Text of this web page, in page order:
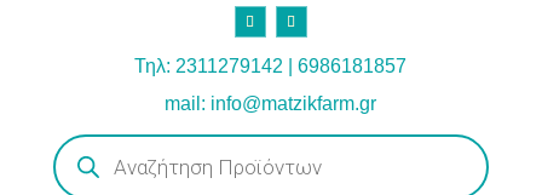
Τηλ: 2311279142 | 6986181857
mail: info@matzikfarm.gr
Products
search